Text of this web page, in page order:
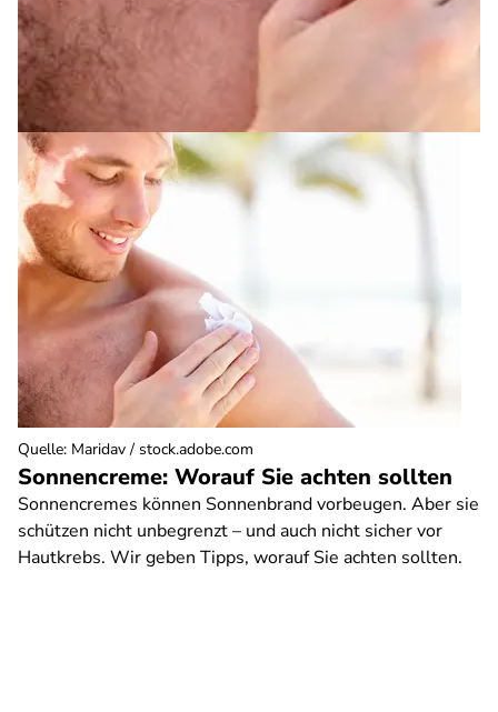
Sonnencreme: Worauf Sie achten sollten
Sonnencremes können Sonnenbrand vorbeugen. Aber sie
schützen nicht unbegrenzt – und auch nicht sicher vor
Hautkrebs. Wir geben Tipps, worauf Sie achten sollten.
Quelle: Maridav / stock.adobe.com